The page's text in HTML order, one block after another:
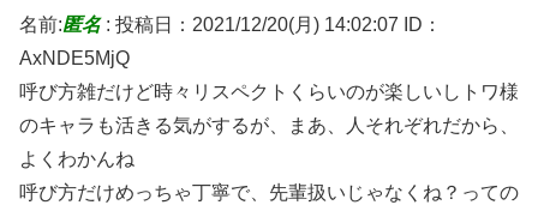
名前:匿名: 投稿日：2021/12/20(月) 14:02:07
ID：
AxNDE5MjQ
呼び方雑だけど時々リスペクトくらいのが楽しいしトワ様
のキャラも活きる気がするが、まあ、人それぞれだから、
よくわかんね
呼び方だけめっちゃ丁寧で、先輩扱いじゃなくね？っての